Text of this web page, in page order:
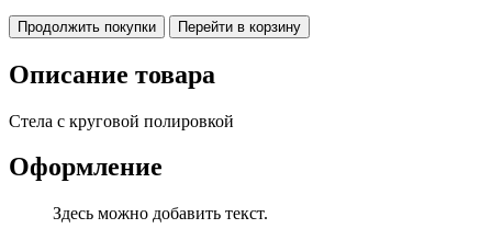
Продолжить покупки Перейти в корзину
Описание товара
Стела с круговой полировкой
Оформление
Здесь можно добавить текст.